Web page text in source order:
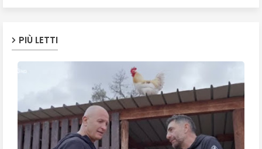
PIÙ LETTI